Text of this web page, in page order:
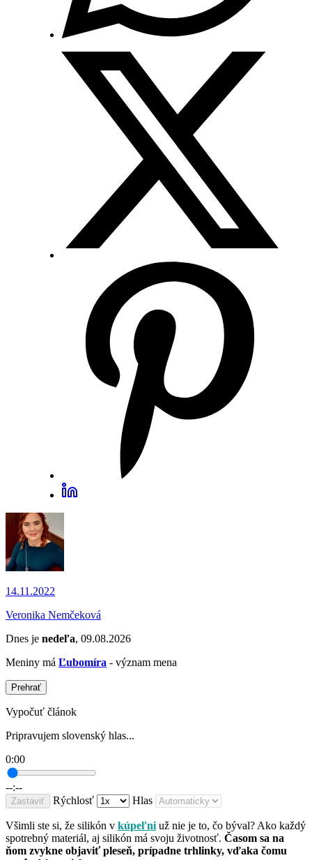
14.11.2022
Veronika Nemčeková
Dnes je nedeľa, 09.08.2026
Meniny má Ľubomíra - význam mena
Prehrať
Vypočuť článok
Pripravujem slovenský hlas...
0:00
--:--
Zastaviť Rýchlosť Hlas
Všimli ste si, že silikón v kúpeľniuž nie je to, čo býval? Ako každý
spotrebný materiál, aj silikón má svoju životnosť. Časom sa na
ňom zvykne objaviť pleseň, prípadne trhlinky, vďaka čomu